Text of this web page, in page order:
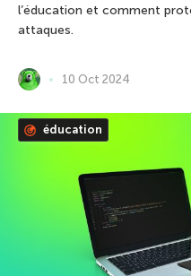
l’éducation et comment
attaques.
10 Oct 2024
éducation